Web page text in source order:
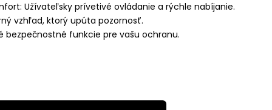
Užívateľsky prívetivé ovládanie a rýchle nabíjanie.
vzhľad, ktorý upúta pozornosť.
bezpečnostné funkcie pre vašu ochranu.